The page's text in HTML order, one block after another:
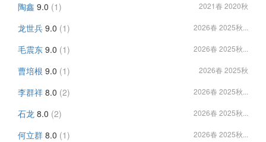
陶鑫 9.0 (1) 2021春 2020秋
龙世兵 9.0 (1) 2026春 2025秋...
毛震东 9.0 (1) 2026春 2025秋...
曹培根 9.0 (1) 2026春 2025秋
李群祥 8.0 (2) 2026春 2025秋...
石龙 8.0 (2) 2026春 2025秋...
何立群 8.0 (1) 2026春 2025秋...